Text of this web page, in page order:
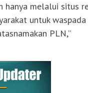
hanya melalui situs
untuk waspada
PLN,”